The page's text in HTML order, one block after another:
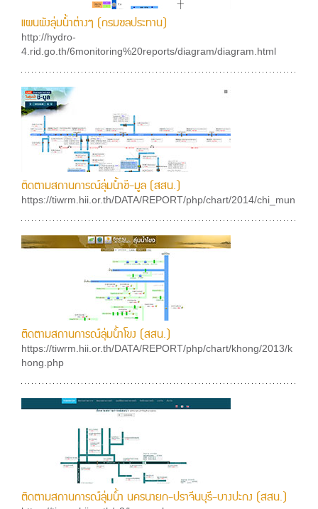
แผนผังลุ่มน้ำต่างๆ (กรมชลประทาน)
http://hydro-
4.rid.go.th/6monitoring%20reports/diagram/diagram.html
ติดตามสถานการณ์ลุ่มน้ำชี-มูล (สสน.)
https://tiwrm.hii.or.th/DATA/REPORT/php/chart/2014/chi_mun
ติดตามสถานการณ์ลุ่มน้ำโขง (สสน.)
https://tiwrm.hii.or.th/DATA/REPORT/php/chart/khong/2013/k
hong.php
ติดตามสถานการณ์ลุ่มน้ำ นครนายก-ปราจีนบุรี-บางปะกง (สสน.)